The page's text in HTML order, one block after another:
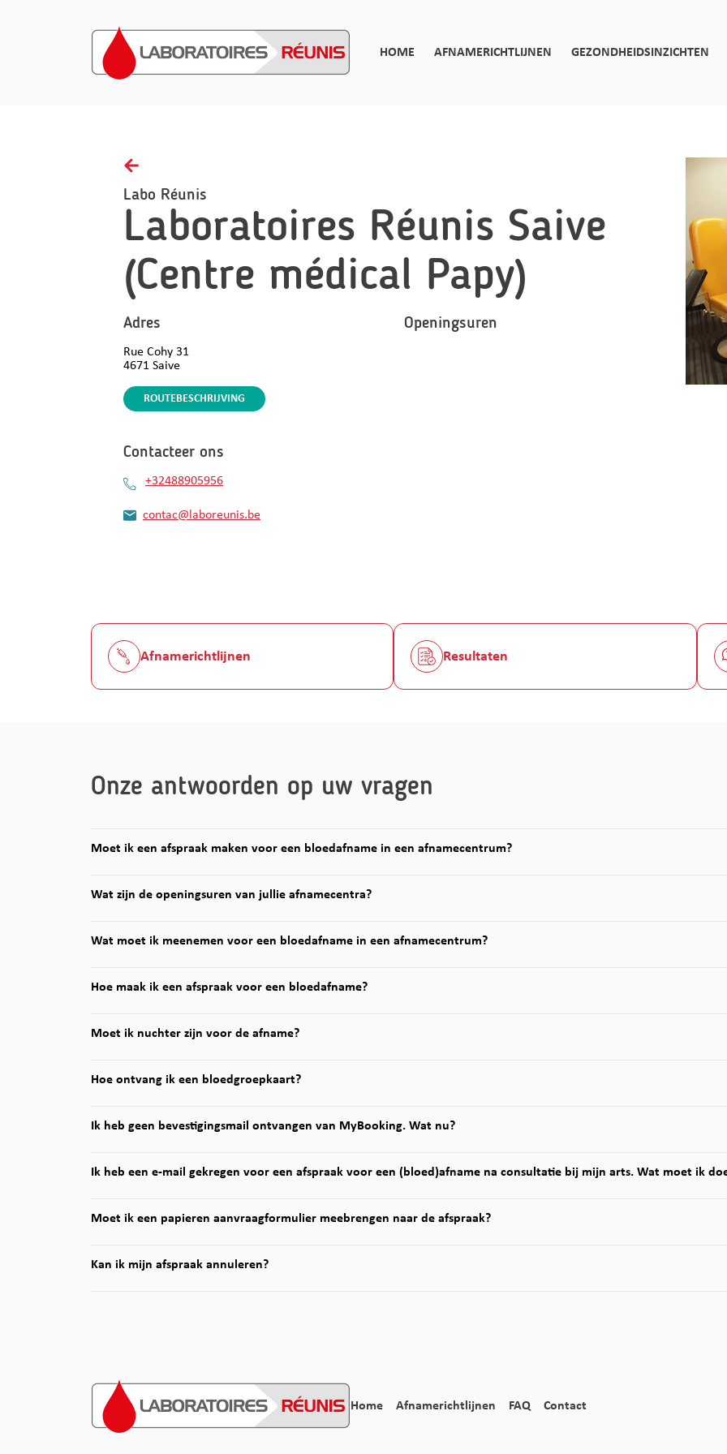
HOME AFNAMERICHTLIJNEN GEZONDHEIDSINZICHTEN
Afnamerichtlijnen
Gezondheidsinzichten
Contact
Labo Réunis
Laboratoires Réunis Saive
(Centre médical Papy)
Adres
Rue Cohy 31
4671 Saive
ROUTEBESCHRIJVING
Openingsuren
Contacteer ons
+32488905956
contac@laboreunis.be
Afnamerichtlijnen Resultaten
Onze antwoorden op uw vragen
Moet ik een afspraak maken voor een bloedafname in een afnamecentrum?
Wat zijn de openingsuren van jullie afnamecentra?
Wat moet ik meenemen voor een bloedafname in een afnamecentrum?
Hoe maak ik een afspraak voor een bloedafname?
Moet ik nuchter zijn voor de afname?
Hoe ontvang ik een bloedgroepkaart?
Ik heb geen bevestigingsmail ontvangen van MyBooking. Wat nu?
Ik heb een e-mail gekregen voor een afspraak voor een (bloed)afname na consultatie bij mijn arts. Wat moet ik
Moet ik een papieren aanvraagformulier meebrengen naar de afspraak?
Kan ik mijn afspraak annuleren?
Home Afnamerichtlijnen FAQ Contact